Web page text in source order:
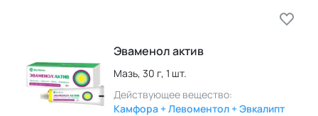
Эваменол актив
Мазь, 30 г, 1 шт.
Действующее вещество:
Камфора + Левоментол + Эвкалипт